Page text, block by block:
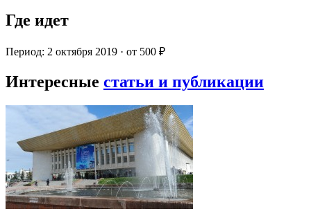
Где идет
Период: 2 октября 2019 · от 500 ₽
Интересные статьи и публикации